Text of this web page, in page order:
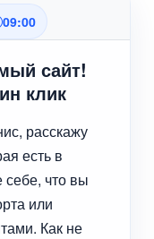
09:00
сайт!
клик
расскажу
есть в
себе, что вы
или
Как не